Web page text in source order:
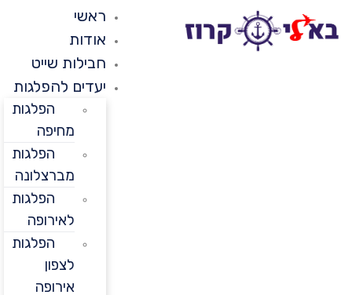
ראשי
אודות
חבילות שייט
יעדים להפלגות
הפלגות
מחיפה
הפלגות
מברצלונה
הפלגות
לאירופה
הפלגות
אירופה